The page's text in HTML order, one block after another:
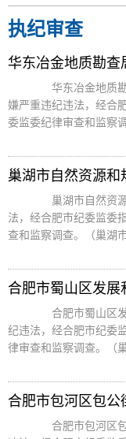
执纪审查
华东冶金地质勘
嫌严重违纪违法，经合
委监委纪律审查和监察
巢湖市自然资源
法，经合肥市纪委监委
查和监察调查。（巢湖
合肥市蜀山区发
纪违法，经合肥市纪委
律审查和监察调查。（
合肥市包河区包